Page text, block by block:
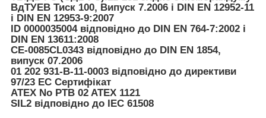
ВдТУЕВ Тиск 100, Випуск 7.2006 і DIN EN 12952-11
і DIN EN 12953-9:2007
ID 0000035004 відповідно до DIN EN 764-7:2002 і
DIN EN 13611:2008
CE-0085CL0343 відповідно до DIN EN 1854,
випуск 07.2006
01 202 931-B-11-0003 відповідно до директиви
97/23 EC Сертифікат
ATEX No PTB 02 ATEX 1121
SIL2 відповідно до IEC 61508